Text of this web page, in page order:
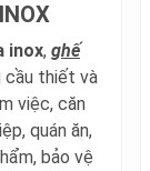
inox, ghế
cầu thiết và
việc, căn
quán ăn,
bảo vệ